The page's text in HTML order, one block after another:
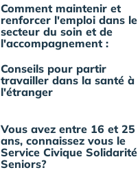
Comment maintenir et
renforcer l'emploi dans le
secteur du soin et de
l'accompagnement :
Conseils pour partir
travailler dans la santé à
l'étranger
Vous avez entre 16 et 25
ans, connaissez vous le
Service Civique Solidarité
Seniors?